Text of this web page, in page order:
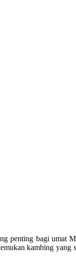
penting bagi umat
kambing yang